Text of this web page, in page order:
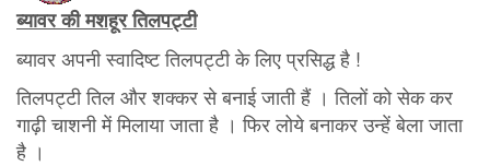
ब्यावर की मशहूर तिलपट्टी
ब्यावर अपनी स्वादिष्ट तिलपट्टी के लिए प्रसिद्ध है !
तिलपट्टी तिल और शक्कर से बनाई जाती हैं । तिलों को सेक कर
गाढ़ी चाशनी में मिलाया जाता है । फिर लोये बनाकर उन्हें बेला जाता
है ।